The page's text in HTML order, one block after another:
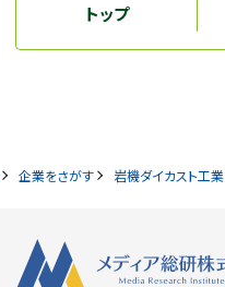
トップ
企業をさがす 岩機ダイカスト工業